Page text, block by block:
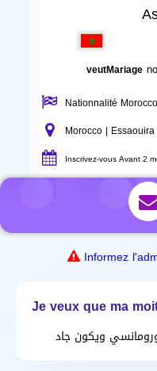
veutMariage
Nationnalité Morocco
Morocco | Essaouira
Inscrivez-vous Avant 2
Informez
Je veux que ma
ويكون جاد